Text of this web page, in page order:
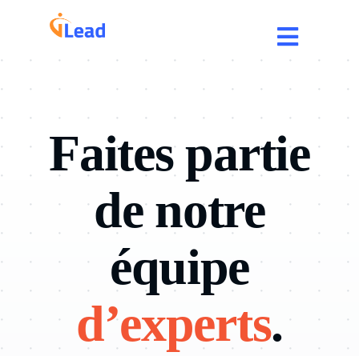
contenu
Toggle
Services
Contact
Blog
Faites partie
de notre
équipe
d’experts.